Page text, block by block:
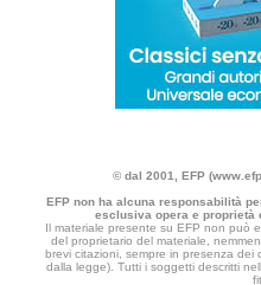
© dal 2001, EFP
EFP non ha alcuna responsabilità
esclusiva opera e proprietà
Il materiale presente su EFP non può
del proprietario del materiale,
brevi citazioni, sempre in presenza dei
dalla legge). Tutti i soggetti descritti